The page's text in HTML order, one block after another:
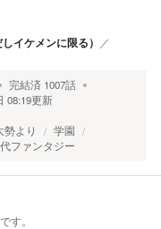
イケメンに限る）
／
完結済 1007話
08:19更新
勢より
学園
ファンタジー
す。